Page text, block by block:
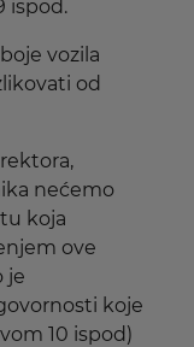
ispod.
vozila
od
nećemo
koja
ove
je
koje
10 ispod)